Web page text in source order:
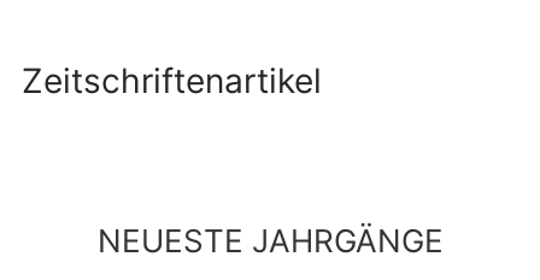
Zeitschriftenartikel
NEUESTE JAHRGÄNGE